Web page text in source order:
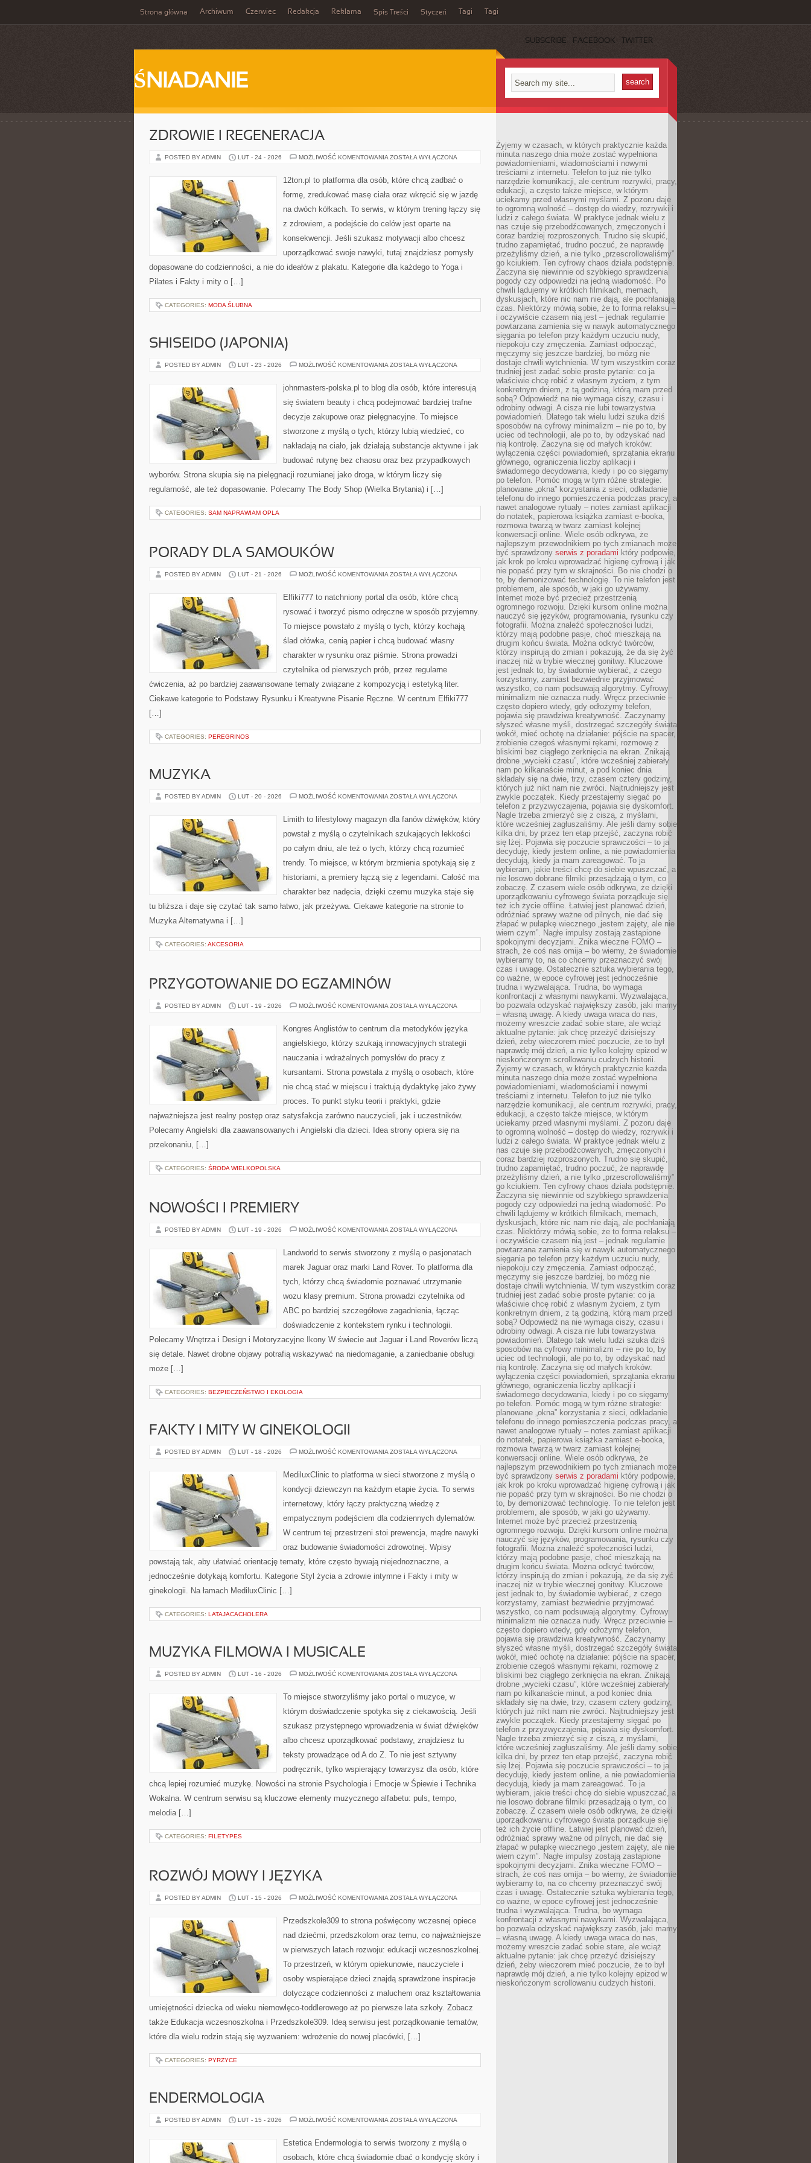
Strona główna Archiwum Czerwiec Redakcja Reklama Spis Treści Styczeń Tagi Tagi
SUBSCRIBE FACEBOOK TWITTER
ŚNIADANIE
ZDROWIE I REGENERACJA
POSTED BY ADMIN LUT - 24 - 2026 MOŻLIWOŚĆ KOMENTOWANIA ZDROWIE
ZOSTAŁA WYŁĄCZONA
12ton.pl to platforma dla osób, które chcą zadbać o
formę, zredukować masę ciała oraz wkręcić się w jazdę
na dwóch kółkach. To serwis, w którym trening łączy się
z zdrowiem, a podejście do celów jest oparte na
konsekwencji. Jeśli szukasz motywacji albo chcesz
uporządkować swoje nawyki, tutaj znajdziesz pomysły
dopasowane do codzienności, a nie do ideałów z plakatu. Kategorie dla każdego to Yoga i
Pilates i Fakty i mity o […]
CATEGORIES: MODA ŚLUBNA
SHISEIDO (JAPONIA)
POSTED BY ADMIN LUT - 23 - 2026 MOŻLIWOŚĆ KOMENTOWANIA SHISEIDO
ZOSTAŁA WYŁĄCZONA
johnmasters-polska.pl to blog dla osób, które interesują
się światem beauty i chcą podejmować bardziej trafne
decyzje zakupowe oraz pielęgnacyjne. To miejsce
stworzone z myślą o tych, którzy lubią wiedzieć, co
nakładają na ciało, jak działają substancje aktywne i jak
budować rutynę bez chaosu oraz bez przypadkowych
wyborów. Strona skupia się na pielęgnacji rozumianej jako droga, w którym liczy się
regularność, ale też dopasowanie. Polecamy The Body Shop (Wielka Brytania) i […]
CATEGORIES: SAM NAPRAWIAM OPLA
PORADY DLA SAMOUKÓW
POSTED BY ADMIN LUT - 21 - 2026 MOŻLIWOŚĆ KOMENTOWANIA PORADY
ZOSTAŁA WYŁĄCZONA
Elfiki777 to natchniony portal dla osób, które chcą
rysować i tworzyć pismo odręczne w sposób przyjemny.
To miejsce powstało z myślą o tych, którzy kochają
ślad ołówka, cenią papier i chcą budować własny
charakter w rysunku oraz piśmie. Strona prowadzi
czytelnika od pierwszych prób, przez regularne
ćwiczenia, aż po bardziej zaawansowane tematy związane z kompozycją i estetyką liter.
Ciekawe kategorie to Podstawy Rysunku i Kreatywne Pisanie Ręczne. W centrum Elfiki777
[…]
CATEGORIES: PEREGRINOS
MUZYKA
POSTED BY ADMIN LUT - 20 - 2026 MOŻLIWOŚĆ KOMENTOWANIA MUZYKA
ZOSTAŁA WYŁĄCZONA
Limith to lifestylowy magazyn dla fanów dźwięków, który
powstał z myślą o czytelnikach szukających lekkości
po całym dniu, ale też o tych, którzy chcą rozumieć
trendy. To miejsce, w którym brzmienia spotykają się z
historiami, a premiery łączą się z legendami. Całość ma
charakter bez nadęcia, dzięki czemu muzyka staje się
tu bliższa i daje się czytać tak samo łatwo, jak przeżywa. Ciekawe kategorie na stronie to
Muzyka Alternatywna i […]
CATEGORIES: AKCESORIA
PRZYGOTOWANIE DO EGZAMINÓW
POSTED BY ADMIN LUT - 19 - 2026 MOŻLIWOŚĆ KOMENTOWANIA PRZYGOTOWANIE
ZOSTAŁA WYŁĄCZONA
Kongres Anglistów to centrum dla metodyków języka
angielskiego, którzy szukają innowacyjnych strategii
nauczania i wdrażalnych pomysłów do pracy z
kursantami. Strona powstała z myślą o osobach, które
nie chcą stać w miejscu i traktują dydaktykę jako żywy
proces. To punkt styku teorii i praktyki, gdzie
najważniejsza jest realny postęp oraz satysfakcja zarówno nauczycieli, jak i uczestników.
Polecamy Angielski dla zaawansowanych i Angielski dla dzieci. Idea strony opiera się na
przekonaniu, […]
CATEGORIES: ŚRODA WIELKOPOLSKA
NOWOŚCI I PREMIERY
POSTED BY ADMIN LUT - 19 - 2026 MOŻLIWOŚĆ KOMENTOWANIA NOWOŚCI
ZOSTAŁA WYŁĄCZONA
Landworld to serwis stworzony z myślą o pasjonatach
marek Jaguar oraz marki Land Rover. To platforma dla
tych, którzy chcą świadomie poznawać utrzymanie
wozu klasy premium. Strona prowadzi czytelnika od
ABC po bardziej szczegółowe zagadnienia, łącząc
doświadczenie z kontekstem rynku i technologii.
Polecamy Wnętrza i Design i Motoryzacyjne Ikony W świecie aut Jaguar i Land Roverów liczą
się detale. Nawet drobne objawy potrafią wskazywać na niedomaganie, a zaniedbanie obsługi
może […]
CATEGORIES: BEZPIECZEŃSTWO I EKOLOGIA
FAKTY I MITY W GINEKOLOGII
POSTED BY ADMIN LUT - 18 - 2026 MOŻLIWOŚĆ KOMENTOWANIA FAKTY
GINEKOLOGII
ZOSTAŁA WYŁĄCZONA
MediluxClinic to platforma w sieci stworzone z myślą o
kondycji dziewczyn na każdym etapie życia. To serwis
internetowy, który łączy praktyczną wiedzę z
empatycznym podejściem dla codziennych dylematów.
W centrum tej przestrzeni stoi prewencja, mądre nawyki
oraz budowanie świadomości zdrowotnej. Wpisy
powstają tak, aby ułatwiać orientację tematy, które często bywają niejednoznaczne, a
jednocześnie dotykają komfortu. Kategorie Styl życia a zdrowie intymne i Fakty i mity w
ginekologii. Na łamach MediluxClinic […]
CATEGORIES: LATAJACACHOLERA
MUZYKA FILMOWA I MUSICALE
POSTED BY ADMIN LUT - 16 - 2026 MOŻLIWOŚĆ KOMENTOWANIA MUZYKA
MUSICALE
ZOSTAŁA WYŁĄCZONA
To miejsce stworzyliśmy jako portal o muzyce, w
którym doświadczenie spotyka się z ciekawością. Jeśli
szukasz przystępnego wprowadzenia w świat dźwięków
albo chcesz uporządkować podstawy, znajdziesz tu
teksty prowadzące od A do Z. To nie jest sztywny
podręcznik, tylko wspierający towarzysz dla osób, które
chcą lepiej rozumieć muzykę. Nowości na stronie Psychologia i Emocje w Śpiewie i Technika
Wokalna. W centrum serwisu są kluczowe elementy muzycznego alfabetu: puls, tempo,
melodia […]
CATEGORIES: FILETYPES
ROZWÓJ MOWY I JĘZYKA
POSTED BY ADMIN LUT - 15 - 2026 MOŻLIWOŚĆ KOMENTOWANIA ROZWÓJ
JĘZYKA
ZOSTAŁA WYŁĄCZONA
Przedszkole309 to strona poświęcony wczesnej opiece
nad dziećmi, przedszkolom oraz temu, co najważniejsze
w pierwszych latach rozwoju: edukacji wczesnoszkolnej.
To przestrzeń, w którym opiekunowie, nauczyciele i
osoby wspierające dzieci znajdą sprawdzone inspiracje
dotyczące codzienności z maluchem oraz kształtowania
umiejętności dziecka od wieku niemowlęco-toddlerowego aż po pierwsze lata szkoły. Zobacz
także Edukacja wczesnoszkolna i Przedszkole309. Ideą serwisu jest porządkowanie tematów,
które dla wielu rodzin stają się wyzwaniem: wdrożenie do nowej placówki, […]
CATEGORIES: PYRZYCE
ENDERMOLOGIA
POSTED BY ADMIN LUT - 15 - 2026 MOŻLIWOŚĆ KOMENTOWANIA ENDERMOLOGIA
ZOSTAŁA WYŁĄCZONA
Estetica Endermologia to serwis tworzony z myślą o
osobach, które chcą świadomie dbać o kondycję skóry i
Żyjemy w czasach, w których praktycznie każda
minuta naszego dnia może zostać wypełniona
powiadomieniami, wiadomościami i nowymi
treściami z internetu. Telefon to już nie tylko
narzędzie komunikacji, ale centrum rozrywki, pracy,
edukacji, a często także miejsce, w którym
uciekamy przed własnymi myślami. Z pozoru daje
to ogromną wolność – dostęp do wiedzy, rozrywki i
ludzi z całego świata. W praktyce jednak wielu z
nas czuje się przebodźcowanych, zmęczonych i
coraz bardziej rozproszonych. Trudno się skupić,
trudno zapamiętać, trudno poczuć, że naprawdę
przeżyliśmy dzień, a nie tylko „przescrollowaliśmy”
go kciukiem. Ten cyfrowy chaos działa podstępnie.
Zaczyna się niewinnie od szybkiego sprawdzenia
pogody czy odpowiedzi na jedną wiadomość. Po
chwili lądujemy w krótkich filmikach, memach,
dyskusjach, które nic nam nie dają, ale pochłaniają
czas. Niektórzy mówią sobie, że to forma relaksu –
i oczywiście czasem nią jest – jednak regularnie
powtarzana zamienia się w nawyk automatycznego
sięgania po telefon przy każdym uczuciu nudy,
niepokoju czy zmęczenia. Zamiast odpocząć,
męczymy się jeszcze bardziej, bo mózg nie
dostaje chwili wytchnienia. W tym wszystkim coraz
trudniej jest zadać sobie proste pytanie: co ja
właściwie chcę robić z własnym życiem, z tym
konkretnym dniem, z tą godziną, którą mam przed
sobą? Odpowiedź na nie wymaga ciszy, czasu i
odrobiny odwagi. A cisza nie lubi towarzystwa
powiadomień. Dlatego tak wielu ludzi szuka dziś
sposobów na cyfrowy minimalizm – nie po to, by
uciec od technologii, ale po to, by odzyskać nad
nią kontrolę. Zaczyna się od małych kroków:
wyłączenia części powiadomień, sprzątania ekranu
głównego, ograniczenia liczby aplikacji i
świadomego decydowania, kiedy i po co sięgamy
po telefon. Pomóc mogą w tym różne strategie:
planowane „okna” korzystania z sieci, odkładanie
telefonu do innego pomieszczenia podczas pracy, a
nawet analogowe rytuały – notes zamiast aplikacji
do notatek, papierowa książka zamiast e-booka,
rozmowa twarzą w twarz zamiast kolejnej
konwersacji online. Wiele osób odkrywa, że
najlepszym przewodnikiem po tych zmianach może
być sprawdzony serwis z poradami który podpowie,
jak krok po kroku wprowadzać higienę cyfrową i jak
nie popaść przy tym w skrajności. Bo nie chodzi o
to, by demonizować technologię. To nie telefon jest
problemem, ale sposób, w jaki go używamy.
Internet może być przecież przestrzenią
ogromnego rozwoju. Dzięki kursom online można
nauczyć się języków, programowania, rysunku czy
fotografii. Można znaleźć społeczności ludzi,
którzy mają podobne pasje, choć mieszkają na
drugim końcu świata. Można odkryć twórców,
którzy inspirują do zmian i pokazują, że da się żyć
inaczej niż w trybie wiecznej gonitwy. Kluczowe
jest jednak to, by świadomie wybierać, z czego
korzystamy, zamiast bezwiednie przyjmować
wszystko, co nam podsuwają algorytmy. Cyfrowy
minimalizm nie oznacza nudy. Wręcz przeciwnie –
często dopiero wtedy, gdy odłożymy telefon,
pojawia się prawdziwa kreatywność. Zaczynamy
słyszeć własne myśli, dostrzegać szczegóły świata
wokół, mieć ochotę na działanie: pójście na spacer,
zrobienie czegoś własnymi rękami, rozmowę z
bliskimi bez ciągłego zerknięcia na ekran. Znikają
drobne „wycieki czasu”, które wcześniej zabierały
nam po kilkanaście minut, a pod koniec dnia
składały się na dwie, trzy, czasem cztery godziny,
których już nikt nam nie zwróci. Najtrudniejszy jest
zwykle początek. Kiedy przestajemy sięgać po
telefon z przyzwyczajenia, pojawia się dyskomfort.
Nagle trzeba zmierzyć się z ciszą, z myślami,
które wcześniej zagłuszaliśmy. Ale jeśli damy sobie
kilka dni, by przez ten etap przejść, zaczyna robić
się lżej. Pojawia się poczucie sprawczości – to ja
decyduję, kiedy jestem online, a nie powiadomienia
decydują, kiedy ja mam zareagować. To ja
wybieram, jakie treści chcę do siebie wpuszczać, a
nie losowo dobrane filmiki przesądzają o tym, co
zobaczę. Z czasem wiele osób odkrywa, że dzięki
uporządkowaniu cyfrowego świata porządkuje się
też ich życie offline. Łatwiej jest planować dzień,
odróżniać sprawy ważne od pilnych, nie dać się
złapać w pułapkę wiecznego „jestem zajęty, ale nie
wiem czym”. Nagłe impulsy zostają zastąpione
spokojnymi decyzjami. Znika wieczne FOMO –
strach, że coś nas omija – bo wiemy, że świadomie
wybieramy to, na co chcemy przeznaczyć swój
czas i uwagę. Ostatecznie sztuka wybierania tego,
co ważne, w epoce cyfrowej jest jednocześnie
trudna i wyzwalająca. Trudna, bo wymaga
konfrontacji z własnymi nawykami. Wyzwalająca,
bo pozwala odzyskać największy zasób, jaki mamy
– własną uwagę. A kiedy uwaga wraca do nas,
możemy wreszcie zadać sobie stare, ale wciąż
aktualne pytanie: jak chcę przeżyć dzisiejszy
dzień, żeby wieczorem mieć poczucie, że to był
naprawdę mój dzień, a nie tylko kolejny epizod w
nieskończonym scrollowaniu cudzych historii.
Żyjemy w czasach, w których praktycznie każda
minuta naszego dnia może zostać wypełniona
powiadomieniami, wiadomościami i nowymi
treściami z internetu. Telefon to już nie tylko
narzędzie komunikacji, ale centrum rozrywki, pracy,
edukacji, a często także miejsce, w którym
uciekamy przed własnymi myślami. Z pozoru daje
to ogromną wolność – dostęp do wiedzy, rozrywki i
ludzi z całego świata. W praktyce jednak wielu z
nas czuje się przebodźcowanych, zmęczonych i
coraz bardziej rozproszonych. Trudno się skupić,
trudno zapamiętać, trudno poczuć, że naprawdę
przeżyliśmy dzień, a nie tylko „przescrollowaliśmy”
go kciukiem. Ten cyfrowy chaos działa podstępnie.
Zaczyna się niewinnie od szybkiego sprawdzenia
pogody czy odpowiedzi na jedną wiadomość. Po
chwili lądujemy w krótkich filmikach, memach,
dyskusjach, które nic nam nie dają, ale pochłaniają
czas. Niektórzy mówią sobie, że to forma relaksu –
i oczywiście czasem nią jest – jednak regularnie
powtarzana zamienia się w nawyk automatycznego
sięgania po telefon przy każdym uczuciu nudy,
niepokoju czy zmęczenia. Zamiast odpocząć,
męczymy się jeszcze bardziej, bo mózg nie
dostaje chwili wytchnienia. W tym wszystkim coraz
trudniej jest zadać sobie proste pytanie: co ja
właściwie chcę robić z własnym życiem, z tym
konkretnym dniem, z tą godziną, którą mam przed
sobą? Odpowiedź na nie wymaga ciszy, czasu i
odrobiny odwagi. A cisza nie lubi towarzystwa
powiadomień. Dlatego tak wielu ludzi szuka dziś
sposobów na cyfrowy minimalizm – nie po to, by
uciec od technologii, ale po to, by odzyskać nad
nią kontrolę. Zaczyna się od małych kroków:
wyłączenia części powiadomień, sprzątania ekranu
głównego, ograniczenia liczby aplikacji i
świadomego decydowania, kiedy i po co sięgamy
po telefon. Pomóc mogą w tym różne strategie:
planowane „okna” korzystania z sieci, odkładanie
telefonu do innego pomieszczenia podczas pracy, a
nawet analogowe rytuały – notes zamiast aplikacji
do notatek, papierowa książka zamiast e-booka,
rozmowa twarzą w twarz zamiast kolejnej
konwersacji online. Wiele osób odkrywa, że
najlepszym przewodnikiem po tych zmianach może
być sprawdzony serwis z poradami który podpowie,
jak krok po kroku wprowadzać higienę cyfrową i jak
nie popaść przy tym w skrajności. Bo nie chodzi o
to, by demonizować technologię. To nie telefon jest
problemem, ale sposób, w jaki go używamy.
Internet może być przecież przestrzenią
ogromnego rozwoju. Dzięki kursom online można
nauczyć się języków, programowania, rysunku czy
fotografii. Można znaleźć społeczności ludzi,
którzy mają podobne pasje, choć mieszkają na
drugim końcu świata. Można odkryć twórców,
którzy inspirują do zmian i pokazują, że da się żyć
inaczej niż w trybie wiecznej gonitwy. Kluczowe
jest jednak to, by świadomie wybierać, z czego
korzystamy, zamiast bezwiednie przyjmować
wszystko, co nam podsuwają algorytmy. Cyfrowy
minimalizm nie oznacza nudy. Wręcz przeciwnie –
często dopiero wtedy, gdy odłożymy telefon,
pojawia się prawdziwa kreatywność. Zaczynamy
słyszeć własne myśli, dostrzegać szczegóły świata
wokół, mieć ochotę na działanie: pójście na spacer,
zrobienie czegoś własnymi rękami, rozmowę z
bliskimi bez ciągłego zerknięcia na ekran. Znikają
drobne „wycieki czasu”, które wcześniej zabierały
nam po kilkanaście minut, a pod koniec dnia
składały się na dwie, trzy, czasem cztery godziny,
których już nikt nam nie zwróci. Najtrudniejszy jest
zwykle początek. Kiedy przestajemy sięgać po
telefon z przyzwyczajenia, pojawia się dyskomfort.
Nagle trzeba zmierzyć się z ciszą, z myślami,
które wcześniej zagłuszaliśmy. Ale jeśli damy sobie
kilka dni, by przez ten etap przejść, zaczyna robić
się lżej. Pojawia się poczucie sprawczości – to ja
decyduję, kiedy jestem online, a nie powiadomienia
decydują, kiedy ja mam zareagować. To ja
wybieram, jakie treści chcę do siebie wpuszczać, a
nie losowo dobrane filmiki przesądzają o tym, co
zobaczę. Z czasem wiele osób odkrywa, że dzięki
uporządkowaniu cyfrowego świata porządkuje się
też ich życie offline. Łatwiej jest planować dzień,
odróżniać sprawy ważne od pilnych, nie dać się
złapać w pułapkę wiecznego „jestem zajęty, ale nie
wiem czym”. Nagłe impulsy zostają zastąpione
spokojnymi decyzjami. Znika wieczne FOMO –
strach, że coś nas omija – bo wiemy, że świadomie
wybieramy to, na co chcemy przeznaczyć swój
czas i uwagę. Ostatecznie sztuka wybierania tego,
co ważne, w epoce cyfrowej jest jednocześnie
trudna i wyzwalająca. Trudna, bo wymaga
konfrontacji z własnymi nawykami. Wyzwalająca,
bo pozwala odzyskać największy zasób, jaki mamy
– własną uwagę. A kiedy uwaga wraca do nas,
możemy wreszcie zadać sobie stare, ale wciąż
aktualne pytanie: jak chcę przeżyć dzisiejszy
dzień, żeby wieczorem mieć poczucie, że to był
naprawdę mój dzień, a nie tylko kolejny epizod w
nieskończonym scrollowaniu cudzych historii.